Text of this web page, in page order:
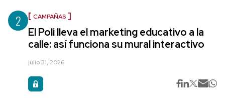
2 CAMPAÑAS
El Poli lleva el marketing educativo a la
calle: así funciona su mural interactivo
julio 31, 2026